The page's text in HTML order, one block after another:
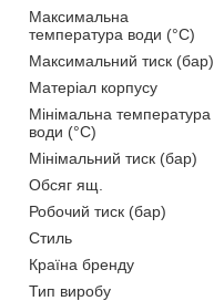
Максимальна
температура води (°C)
Максимальний тиск (бар)
Матеріал корпусу
Мінімальна температура
води (°C)
Мінімальний тиск (бар)
Обсяг ящ.
Робочий тиск (бар)
Стиль
Країна бренду
Тип виробу